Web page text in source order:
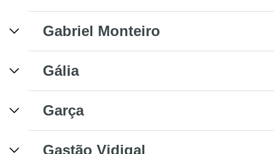
Gabriel Monteiro
Gália
Garça
Gastão Vidigal